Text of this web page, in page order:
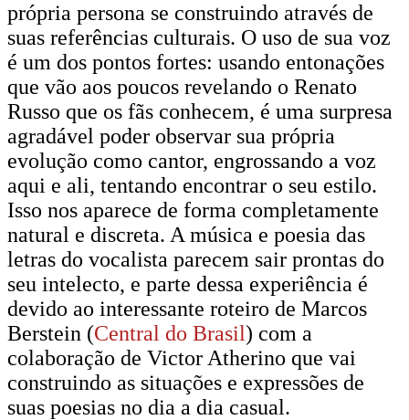
própria persona se construindo através de
suas referências culturais. O uso de sua voz
é um dos pontos fortes: usando entonações
que vão aos poucos revelando o Renato
Russo que os fãs conhecem, é uma surpresa
agradável poder observar sua própria
evolução como cantor, engrossando a voz
aqui e ali, tentando encontrar o seu estilo.
Isso nos aparece de forma completamente
natural e discreta. A música e poesia das
letras do vocalista parecem sair prontas do
seu intelecto, e parte dessa experiência é
devido ao interessante roteiro de Marcos
Berstein (Central do Brasil) com a
colaboração de Victor Atherino que vai
construindo as situações e expressões de
suas poesias no dia a dia casual.